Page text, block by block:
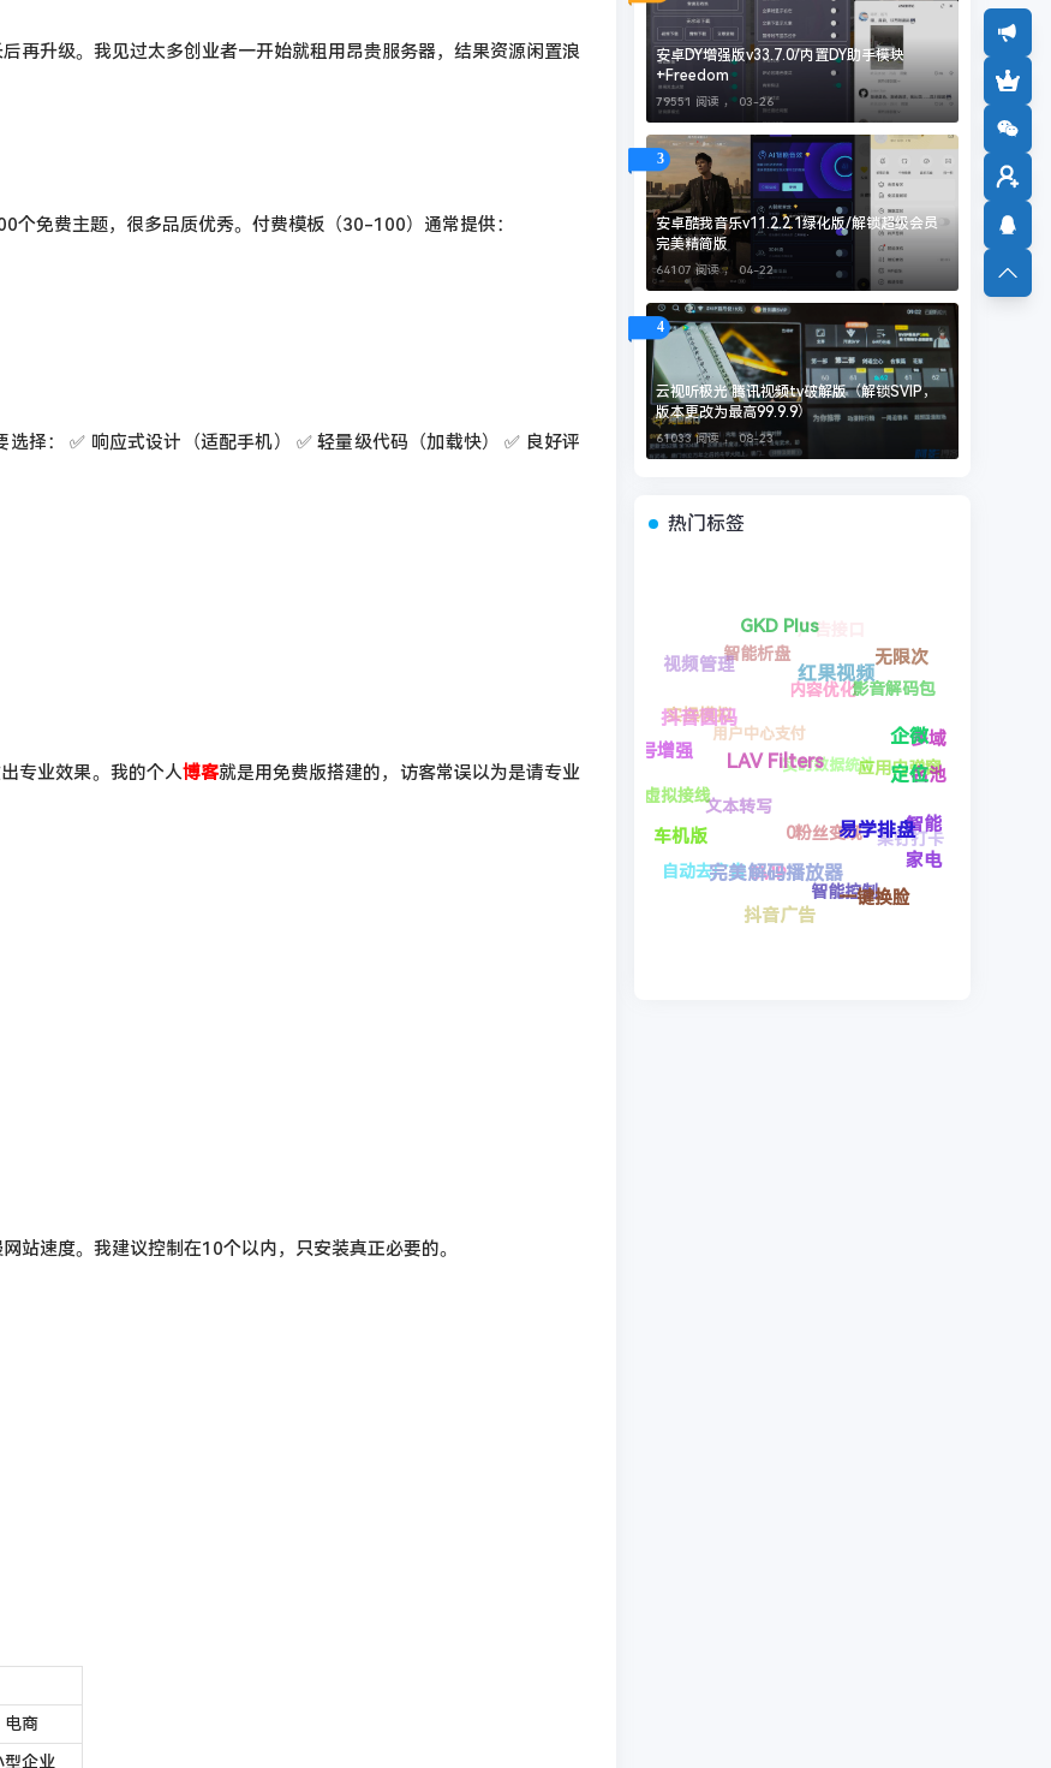
再升级。我见过太多创业者一开始就租用昂贵服务器，结果资源闲置浪
免费主题，很多品质优秀。付费模板（30-100）通常提供：
择： ✅ 响应式设计（适配手机） ✅ 轻量级代码（加载快） ✅ 良好评
专业效果。我的个人博客就是用免费版搭建的，访客常误以为是请专业
站速度。我建议控制在10个以内，只安装真正必要的。
电商
型企业
安卓DY增强版v33.7.0/内置DY助手模块
+Freedom
79551 阅读 ，03-26
3
安卓酷我音乐v11.2.2.1绿化版/解锁超级会员
完美精简版
64107 阅读 ， 04-22
4
云视听极光 腾讯视频tv破解版（解锁SVIP，
版本更改为最高99.9.9）
61033 阅读 ，08-23
热门标签
抖音圆码
LAV Filters
红果视频
Plus
视频管理
信号增强
完美解码播放器
易学排盘
无限次
广告
接口
盘
实操模拟
自动去广告
抖音广告
一键换脸
智能家电 内容优化
用户中心支付
文本转写
SVIP
智能控制
某钉打卡
应用内弹窗
实时数据统计